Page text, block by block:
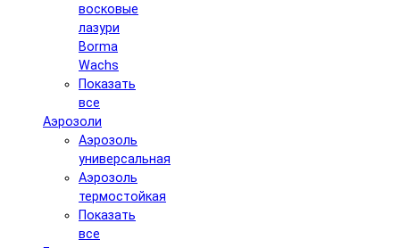
восковые
лазури
Borma
Wachs
Показать
все
Аэрозоли
Аэрозоль
универсальная
Аэрозоль
термостойкая
Показать
все